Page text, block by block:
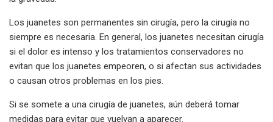
Los juanetes son permanentes sin cirugía, pero la cirugía no
siempre es necesaria. En general, los juanetes necesitan cirugía
si el dolor es intenso y los tratamientos conservadores no
evitan que los juanetes empeoren, o si afectan sus actividades
o causan otros problemas en los pies.
Si se somete a una cirugía de juanetes, aún deberá tomar
medidas para evitar que vuelvan a aparecer.